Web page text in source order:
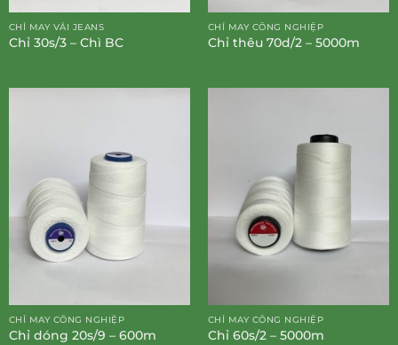
CHỈ MAY VẢI JEANS
Chỉ 30s/3 – Chì BC
CHỈ MAY CÔNG NGHIỆP
Chỉ thêu 70d/2 – 5000m
CHỈ MAY CÔNG NGHIỆP
Chỉ dóng 20s/9 – 600m
CHỈ MAY CÔNG NGHIỆP
Chỉ 60s/2 – 5000m